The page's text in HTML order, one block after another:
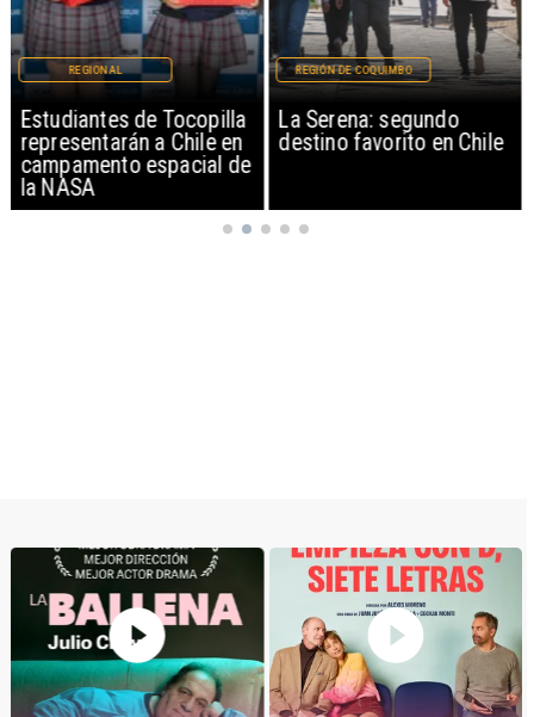
Estudiantes de Tocopilla
representarán a Chile en
campamento espacial de
la NASA
REGIONAL
La Serena: segundo
destino favorito en Chile
REGIÓN DE COQUIMBO